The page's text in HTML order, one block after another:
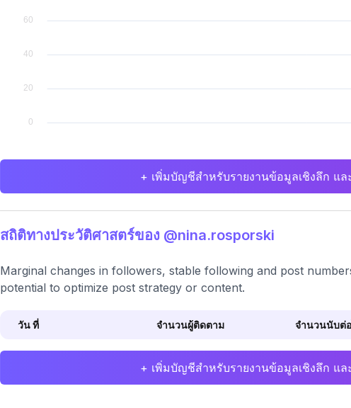
+ เพิ่มบัญชีสำหรับรายงานข้อมูลเชิงลึก แล
สถิติทางประวัติศาสตร์ของ @nina.rosporski
Marginal changes in followers, stable following and post
potential to optimize post strategy or content.
วัน ที่ จำนวนผู้ติดตาม จำนวนนับต่
+ เพิ่มบัญชีสำหรับรายงานข้อมูลเชิงลึก แล